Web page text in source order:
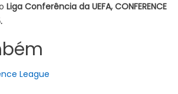
Liga Conferência da UEFA, CONFERENCE
League